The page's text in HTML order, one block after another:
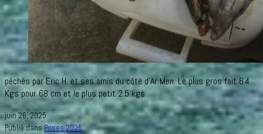
pêchés par Eric H. et ses amis du côté d’Ar Men. Le plus gros fait 6.4
Kgs pour 68 cm et le plus petit 2.5 kgs
juin 26, 2025
Publié dansPrises 2025